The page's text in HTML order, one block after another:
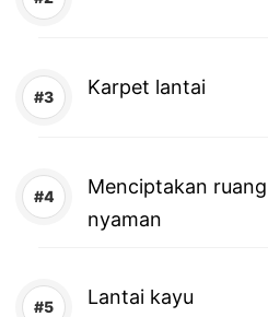
Karpet lantai
Menciptakan
nyaman
Lantai kayu